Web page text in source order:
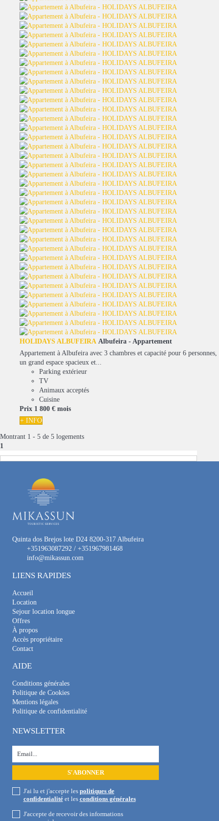
HOLIDAYS ALBUFEIRA Albufeira - Appartement
Appartement à Albufeira avec 3 chambres et capacité pour 6 personnes,
un grand espace spacieux et...
Parking extérieur
TV
Animaux acceptés
Cuisine
Prix 1 800 € mois
+ INFO
Montrant 1 - 5 de 5 logements
1
Quinta dos Brejos lote D24 8200-317 Albufeira
+351963087292 / +351967981468
info@mikassun.com
LIENS RAPIDES
Accueil
Location
Sejour location longue
Offres
À propos
Accès propriétaire
Contact
AIDE
Conditions générales
Politique de Cookies
Mentions légales
Politique de confidentialité
NEWSLETTER
J'ai lu et j'accepte les politiques de
confidentialitéet les conditions générales
J'accepte de recevoir des informations